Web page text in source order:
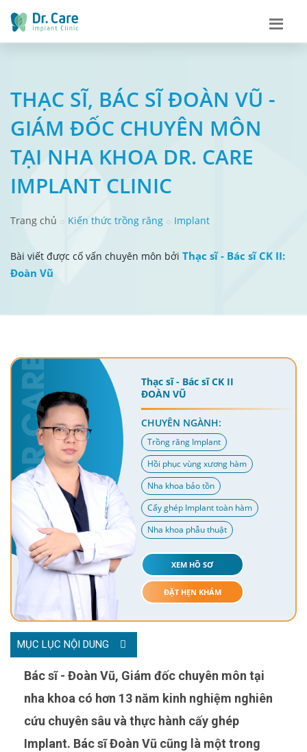
THẠC SĨ, BÁC SĨ ĐOÀN VŨ -
GIÁM ĐỐC CHUYÊN MÔN
TẠI NHA KHOA DR. CARE
IMPLANT CLINIC
Trang chủ Kiến thức trồng răng Implant
Bài viết được cố vấn chuyên môn bởi Thạc sĩ - Bác sĩ CK II:
Đoàn Vũ
Thạc sĩ - Bác sĩ CK II
ĐOÀN VŨ
CHUYÊN NGÀNH:
Trồng răng Implant
Hồi phục vùng xương hàm
Nha khoa bảo tồn
Cấy ghép Implant toàn hàm
Nha khoa phẫu thuật
XEM HỒ SƠ
ĐẶT HẸN KHÁM
MỤC LỤC NỘI DUNG
Bác sĩ - Đoàn Vũ, Giám đốc chuyên môn tại
nha khoa có hơn 13 năm kinh nghiệm nghiên
cứu chuyên sâu và thực hành cấy ghép
Implant. Bác sĩ Đoàn Vũ cũng là một trong